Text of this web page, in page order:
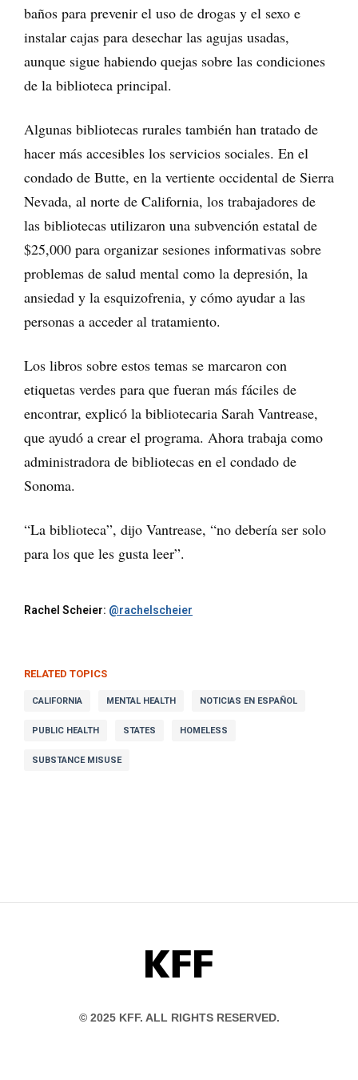
baños para prevenir el uso de drogas y el sexo e
instalar cajas para desechar las agujas usadas,
aunque sigue habiendo quejas sobre las condiciones
de la biblioteca principal.
Algunas bibliotecas rurales también han tratado de
hacer más accesibles los servicios sociales. En el
condado de Butte, en la vertiente occidental de Sierra
Nevada, al norte de California, los trabajadores de
las bibliotecas utilizaron una subvención estatal de
$25,000 para organizar sesiones informativas sobre
problemas de salud mental como la depresión, la
ansiedad y la esquizofrenia, y cómo ayudar a las
personas a acceder al tratamiento.
Los libros sobre estos temas se marcaron con
etiquetas verdes para que fueran más fáciles de
encontrar, explicó la bibliotecaria Sarah Vantrease,
que ayudó a crear el programa. Ahora trabaja como
administradora de bibliotecas en el condado de
Sonoma.
“La biblioteca”, dijo Vantrease, “no debería ser solo
para los que les gusta leer”.
Rachel Scheier: @rachelscheier
RELATED TOPICS
CALIFORNIA MENTAL HEALTH NOTICIAS EN ESPAÑOL
PUBLIC HEALTH STATES HOMELESS
SUBSTANCE MISUSE
KFF
© 2025 KFF. ALL RIGHTS RESERVED.